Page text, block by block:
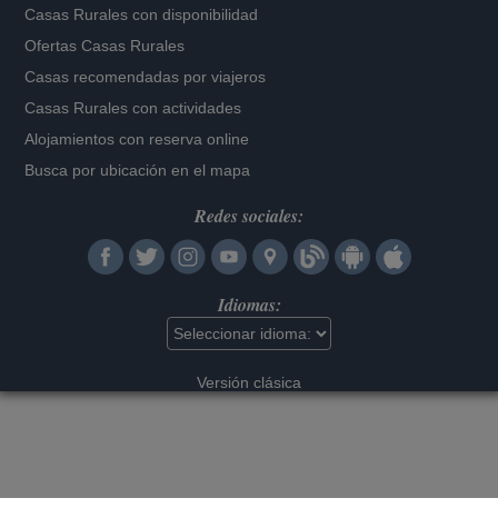
Casas Rurales con disponibilidad
Ofertas Casas Rurales
Casas recomendadas por viajeros
Casas Rurales con actividades
Alojamientos con reserva online
Busca por ubicación en el mapa
Redes sociales:
Idiomas:
Versión clásica